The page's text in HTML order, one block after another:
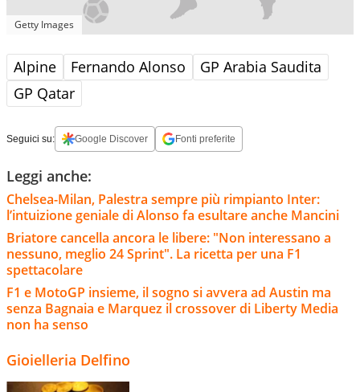
Getty Images
Alpine Fernando Alonso
GP Arabia Saudita
GP Qatar
Seguici su: Google Discover Fonti preferite
Leggi anche:
Chelsea-Milan, Palestra sempre più rimpianto Inter:
l’intuizione geniale di Alonso fa esultare anche Mancini
Briatore cancella ancora le libere: "Non interessano a
nessuno, meglio 24 Sprint". La ricetta per una F1
spettacolare
F1 e MotoGP insieme, il sogno si avvera ad Austin ma
senza Bagnaia e Marquez il crossover di Liberty Media
non ha senso
Gioielleria Delfino